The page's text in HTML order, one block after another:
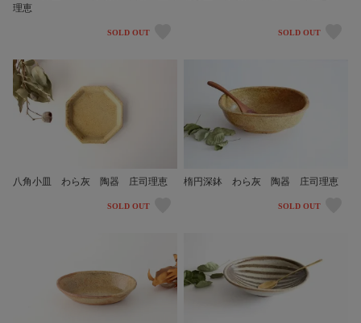
理恵
SOLD OUT SOLD OUT
八角小皿 わら灰 陶器 庄司理恵
SOLD OUT
楕円深鉢 わら灰 陶器 庄司理恵
SOLD OUT